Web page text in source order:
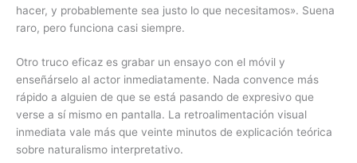
hacer, y probablemente sea justo lo que necesitamos». Suena
raro, pero funciona casi siempre.
Otro truco eficaz es grabar un ensayo con el móvil y
enseñárselo al actor inmediatamente. Nada convence más
rápido a alguien de que se está pasando de expresivo que
verse a sí mismo en pantalla. La retroalimentación visual
inmediata vale más que veinte minutos de explicación teórica
sobre naturalismo interpretativo.